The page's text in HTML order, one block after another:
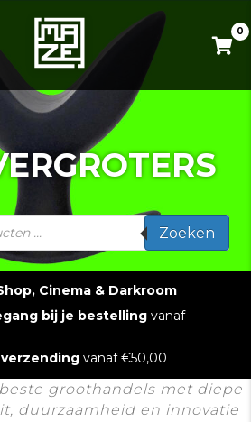
0
Zoeken
Cinema & Darkroom
bij je bestelling vanaf
verzendingvanaf €50,00
groothandels met diepe
duurzaamheid en innovatie